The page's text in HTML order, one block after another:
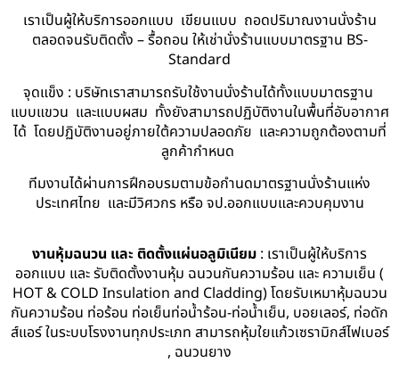
เราเป็นผู้ให้บริการออกแบบ เขียนแบบ ถอดปริมาณงานนั่งร้าน
ตลอดจนรับติดตั้ง – รื้อถอน ให้เช่านั่งร้านแบบมาตรฐาน BS-
Standard
จุดแข็ง : บริษัทเราสามารถรับใช้งานนั่งร้านได้ทั้งแบบมาตรฐาน
แบบแขวน และแบบผสม ทั้งยังสามารถปฏิบัติงานในพื้นที่อับอากาศ
ได้ โดยปฏิบัติงานอยู่ภายใต้ความปลอดภัย และความถูกต้องตามที่
ลูกค้ากำหนด
ทีมงานได้ผ่านการฝึกอบรมตามข้อกำนดมาตรฐานนั่งร้านแห่ง
ประเทศไทย และมีวิศวกร หรือ จป.ออกแบบและควบคุมงาน
งานหุ้มฉนวน และ ติดตั้งแผ่นอลูมิเนียม : เราเป็นผู้ให้บริการ
ออกแบบ และ รับติดตั้งงานหุ้ม ฉนวนกันความร้อน และ ความเย็น (
HOT & COLD Insulation and Cladding) โดยรับเหมาหุ้มฉนวน
กันความร้อน ท่อร้อน ท่อเย็นท่อน้ำร้อน-ท่อน้ำเย็น, บอยเลอร์, ท่อดัก
ส์แอร์ ในระบบโรงงานทุกประเภท สามารถหุ้มใยแก้วเซรามิกส์ไฟเบอร์
, ฉนวนยาง